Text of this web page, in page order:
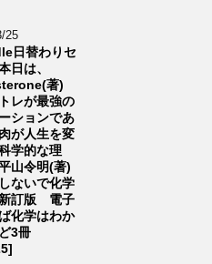
25
日替わりセ
日は、
著)
トレが最強の
ションであ
が人生を変
学的な理
山令明(著)
しないで化学
訂版 電子
化学はわか
3冊